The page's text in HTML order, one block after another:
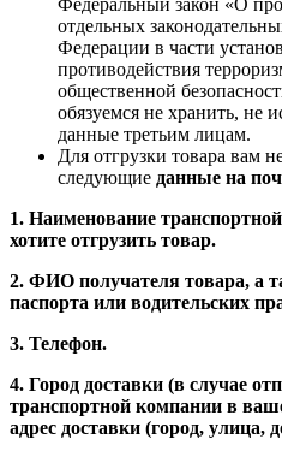
Федеральный закон «О
отдельных
Федерации в части
противодействия
общественной
обязуемся не хранить, не
данные третьим лицам.
Для отгрузки товара вам
следующие данные на
1. Наименование
хотите отгрузить товар.
2. ФИО получателя товара, а
паспорта или водительских
3. Телефон.
4. Город доставки (в случае
транспортной компании в
адрес доставки (город, улица,